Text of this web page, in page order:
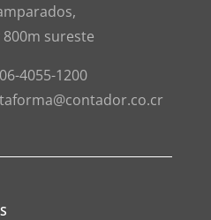
sureste
4055-1200